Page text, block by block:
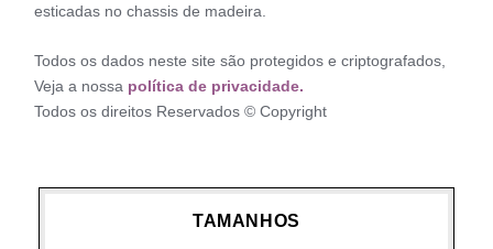
esticadas no chassis de madeira.
Todos os dados neste site são protegidos e criptografados,
Veja a nossa política de privacidade.
Todos os direitos Reservados © Copyright
TAMANHOS